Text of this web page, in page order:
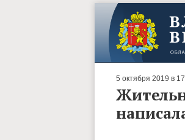
5 октября 2019 в